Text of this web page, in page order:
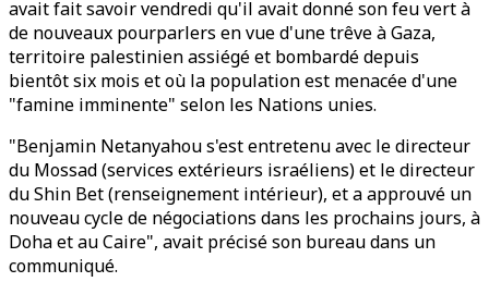
avait fait savoir vendredi qu'il avait donné son feu vert à
de nouveaux pourparlers en vue d'une trêve à Gaza,
territoire palestinien assiégé et bombardé depuis
bientôt six mois et où la population est menacée d'une
"famine imminente" selon les Nations unies.
"Benjamin Netanyahou s'est entretenu avec le directeur
du Mossad (services extérieurs israéliens) et le directeur
du Shin Bet (renseignement intérieur), et a approuvé un
nouveau cycle de négociations dans les prochains jours, à
Doha et au Caire", avait précisé son bureau dans un
communiqué.